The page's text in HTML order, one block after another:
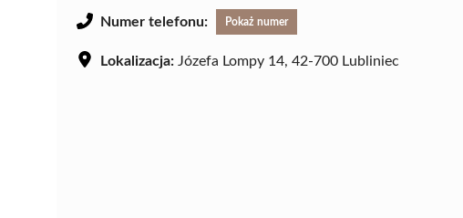
Numer telefonu: Pokaż numer
Lokalizacja: Józefa Lompy 14, 42-700 Lubliniec